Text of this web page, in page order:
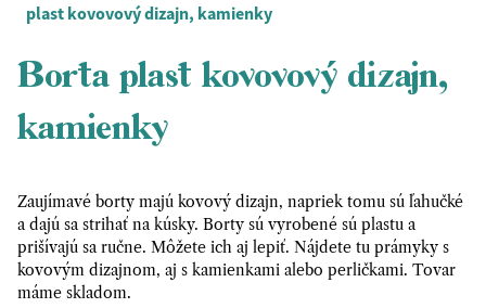
plast kovovový dizajn, kamienky
Borta plast kovovový dizajn,
kamienky
Zaujímavé borty majú kovový dizajn, napriek tomu sú ľahučké
a dajú sa strihať na kúsky. Borty sú vyrobené sú plastu a
prišívajú sa ručne. Môžete ich aj lepiť. Nájdete tu prámyky s
kovovým dizajnom, aj s kamienkami alebo perličkami. Tovar
máme skladom.